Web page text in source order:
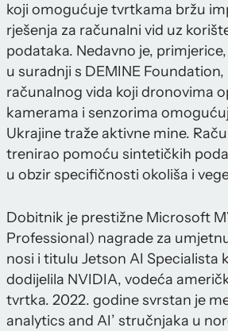
koji omogućuje tvrtkama bržu
rješenja za računalni vid uz
podataka. Nedavno je,
u suradnji s DEMINE
računalnog vida koji dronovima
kamerama i senzorima
Ukrajine traže aktivne mine.
trenirao pomoću sintetičkih
u obzir specifičnosti okoliša i
Dobitnik je prestižne Microsoft
Professional) nagrade za
nosi i titulu Jetson AI Specialista
dodijelila NVIDIA, vodeća
tvrtka. 2022. godine svrstan je
analytics and AI’ stručnjaka u